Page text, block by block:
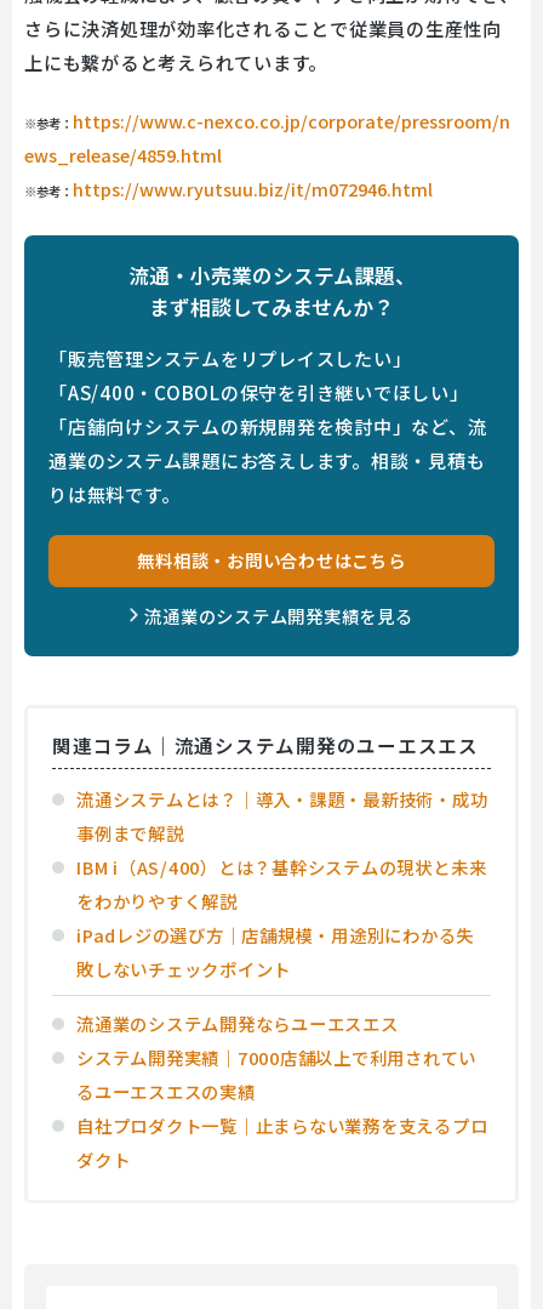
さらに決済処理が効率化されることで従業員の生産性向
上にも繋がると考えられています。
※参考： https://www.c-nexco.co.jp/corporate/pressroom/n
ews_release/4859.html
※参考： https://www.ryutsuu.biz/it/m072946.html
流通・小売業のシステム課題、
まず相談してみませんか？
「販売管理システムをリプレイスしたい」
「AS/400・COBOLの保守を引き継いでほしい」
「店舗向けシステムの新規開発を検討中」など、流
通業のシステム課題にお答えします。相談・見積も
りは無料です。
無料相談・お問い合わせはこちら
流通業のシステム開発実績を見る
関連コラム｜流通システム開発のユーエスエス
流通システムとは？｜導入・課題・最新技術・成功
事例まで解説
IBM i（AS/400）とは？基幹システムの現状と未来
をわかりやすく解説
iPadレジの選び方｜店舗規模・用途別にわかる失
敗しないチェックポイント
流通業のシステム開発ならユーエスエス
システム開発実績｜7000店舗以上で利用されてい
るユーエスエスの実績
自社プロダクト一覧｜止まらない業務を支えるプロ
ダクト